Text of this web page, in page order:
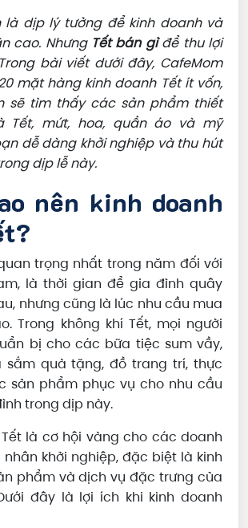
là dịp lý tưởng để kinh doanh và
cao. Nhưng Tết bán gìđể thu lợi
bài viết dưới đây, CafeMom
mặt hàng kinh doanh Tết ít vốn,
sẽ tìm thấy các sản phẩm thiết
Tết, mứt, hoa, quần áo và mỹ
dễ dàng khởi nghiệp và thu hút
dịp lễ này.
nên kinh doanh
trọng nhất trong năm đối với
là thời gian để gia đình quây
nhưng cũng là lúc nhu cầu mua
Trong không khí Tết, mọi người
bị cho các bữa tiệc sum vầy,
sắm quà tặng, đồ trang trí, thực
sản phẩm phục vụ cho nhu cầu
trong dịp này.
là cơ hội vàng cho các doanh
khởi nghiệp, đặc biệt là kinh
phẩm và dịch vụ đặc trưng của
đây là lợi ích khi kinh doanh